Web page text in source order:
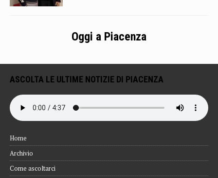
Oggi a Piacenza
ASCOLTA LE ULTIME NOTIZIE DI PIACENZA
Home
Archivio
Come ascoltarci